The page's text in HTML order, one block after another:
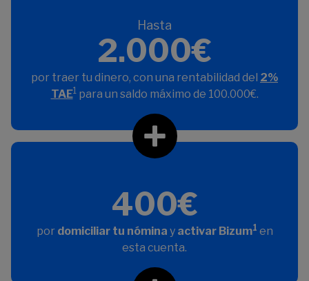
Hasta
2.000€
por traer tu dinero, con una rentabilidad del 2%
TAE1para un saldo máximo de 100.000€.
400€
por domiciliar tu nómina yactivar Bizum1 en
esta cuenta.